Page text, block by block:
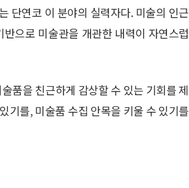
단연코 이 분야의 실력자다. 미술의 인근
으로 미술관을 개관한 내력이 자연스럽
품을 친근하게 감상할 수 있는 기회를 제
기를, 미술품 수집 안목을 키울 수 있기를